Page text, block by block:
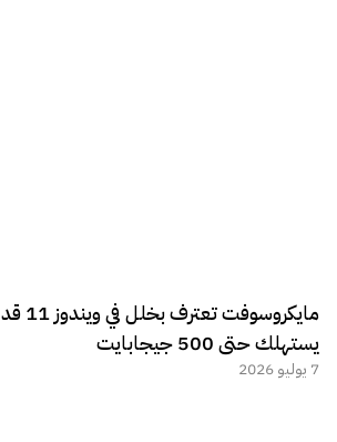
مايكروسوفت تعترف بخلل في ويندوز 11 قد
يستهلك حتى 500 جيجابايت
7 يوليو 2026